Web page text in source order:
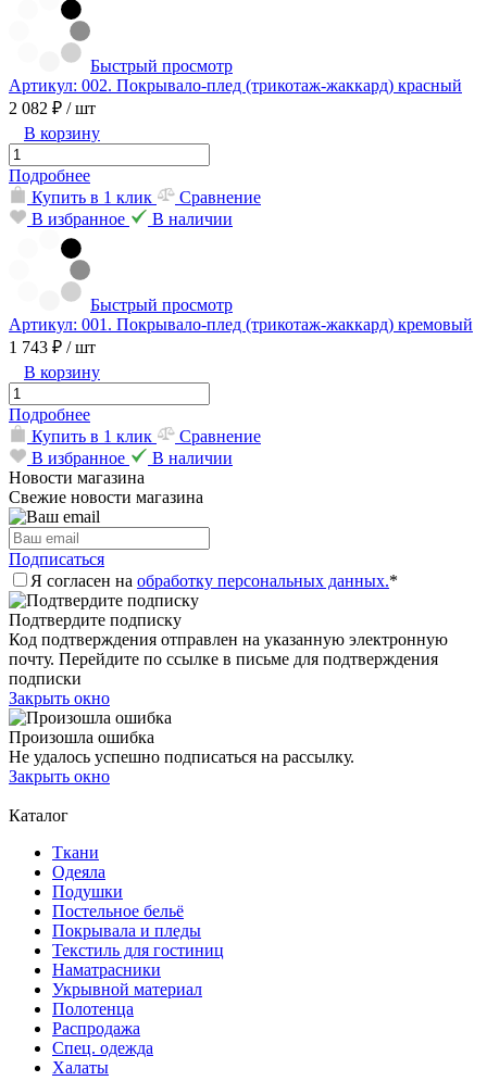
Быстрый просмотр
Артикул: 002. Покрывало-плед (трикотаж-жаккард) красный
2 082 ₽ / шт
В корзину
Подробнее
Купить в 1 клик
Сравнение
В избранное
В наличии
Быстрый просмотр
Артикул: 001. Покрывало-плед (трикотаж-жаккард) кремовый
1 743 ₽ / шт
В корзину
Подробнее
Купить в 1 клик
Сравнение
В избранное
В наличии
Новости магазина
Свежие новости магазина
Подписаться
Я согласен на обработку персональных данных.*
Подтвердите подписку
Код подтверждения отправлен на указанную электронную
почту. Перейдите по ссылке в письме для подтверждения
подписки
Закрыть окно
Произошла ошибка
Не удалось успешно подписаться на рассылку.
Закрыть окно
Каталог
Ткани
Одеяла
Подушки
Постельное бельё
Покрывала и пледы
Текстиль для гостиниц
Наматрасники
Укрывной материал
Полотенца
Распродажа
Спец. одежда
Халаты